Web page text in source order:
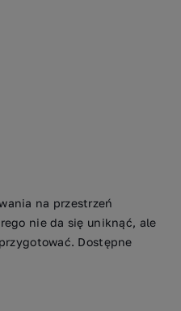
na przestrzeń
nie da się uniknąć, ale
Dostępne